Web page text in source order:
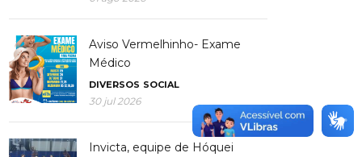
Aviso Vermelhinho- Exame
Médico
DIVERSOS SOCIAL
30 jul 2026
Invicta, equipe de Hóquei